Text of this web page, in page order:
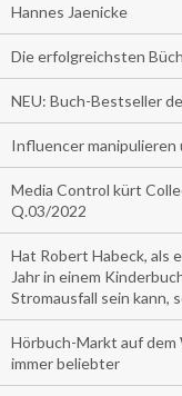
Hannes Jaenicke
Die erfolgreichsten
NEU: Buch-Bestseller
Influencer manipulieren
Media Control kürt
Q.03/2022
Hat Robert Habeck, als
Jahr in einem
Stromausfall sein kann,
Hörbuch-Markt auf dem
immer beliebter